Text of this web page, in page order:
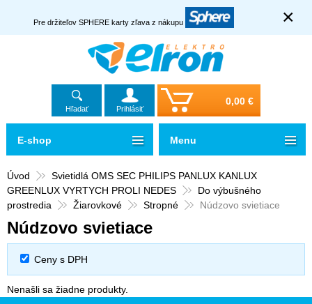
Pre držiteľov SPHERE karty zľava z nákupu ×
Hľadať Prihlásiť
0,00 €
Úvod
Svietidlá OMS SEC PHILIPS PANLUX KANLUX
GREENLUX VYRTYCH PROLI NEDES
Do výbušného
prostredia
Žiarovkové Stropné Núdzovo svietiace
Núdzovo svietiace
Ceny s DPH
Nenašli sa žiadne produkty.
E-shop Menu